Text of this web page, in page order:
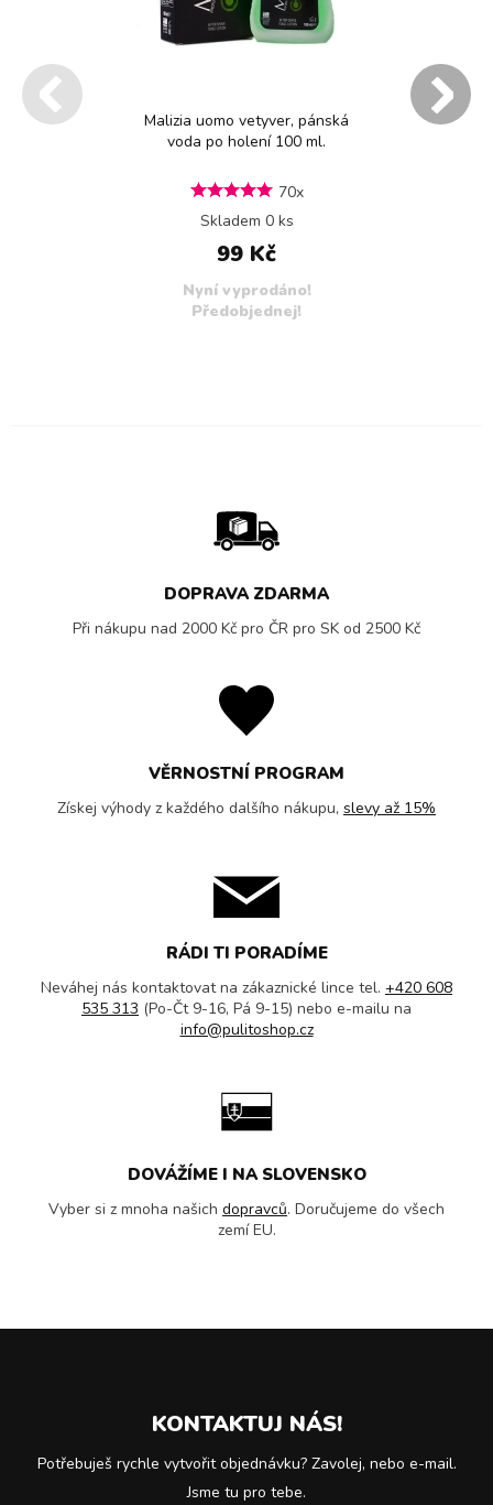
Malizia uomo vetyver, pánská
voda po holení 100 ml.
70x
Skladem 0 ks
99 Kč
Nyní vyprodáno!
Předobjednej!
DOPRAVA ZDARMA
Při nákupu nad 2000 Kč pro ČR pro SK od 2500 Kč
VĚRNOSTNÍ PROGRAM
Získej výhody z každého dalšího nákupu, slevy až 15%
RÁDI TI PORADÍME
Neváhej nás kontaktovat na zákaznické lince tel. +420 608
535 313 (Po-Čt 9-16, Pá 9-15) nebo e-mailu na
info@pulitoshop.cz
DOVÁŽÍME I NA SLOVENSKO
Vyber si z mnoha našich dopravců. Doručujeme do všech
zemí EU.
KONTAKTUJ NÁS!
Potřebuješ rychle vytvořit objednávku? Zavolej, nebo e-mail.
Jsme tu pro tebe.